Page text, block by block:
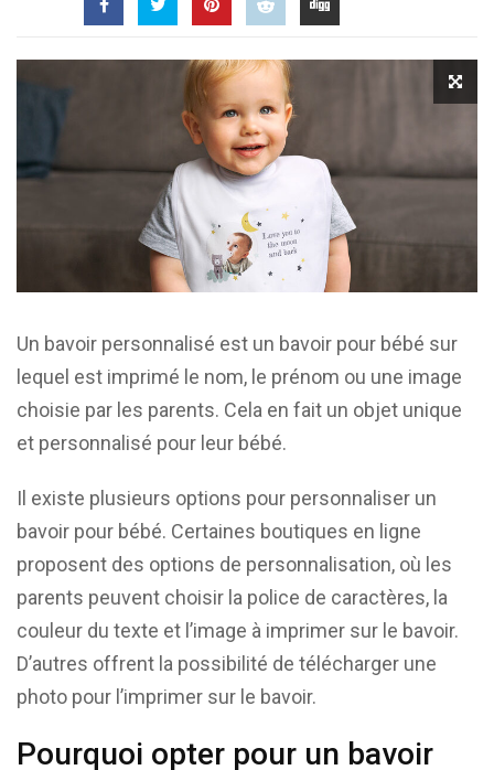
Un bavoir personnalisé est un bavoir pour bébé sur
lequel est imprimé le nom, le prénom ou une image
choisie par les parents. Cela en fait un objet unique
et personnalisé pour leur bébé.
Il existe plusieurs options pour personnaliser un
bavoir pour bébé. Certaines boutiques en ligne
proposent des options de personnalisation, où les
parents peuvent choisir la police de caractères, la
couleur du texte et l’image à imprimer sur le bavoir.
D’autres offrent la possibilité de télécharger une
photo pour l’imprimer sur le bavoir.
Pourquoi opter pour un bavoir